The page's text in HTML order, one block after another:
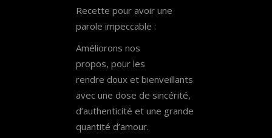
Recette pour avoir une
parole impeccable :
Améliorons nos
propos, pour les
rendre doux et bienveillants
avec une dose de sincérité,
d’authenticité et une grande
quantité d’amour.